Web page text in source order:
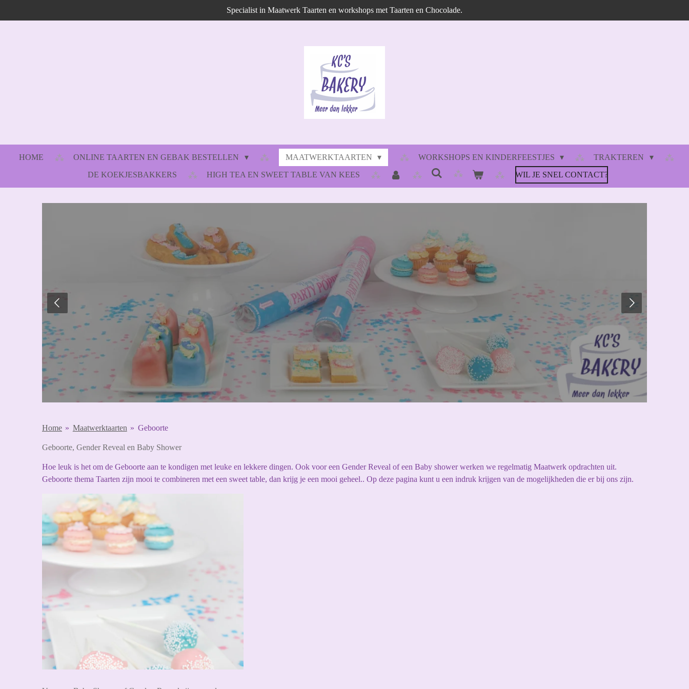
direct
Specialist in Maatwerk Taarten en workshops met Taarten en Chocolade.
HOME ONLINE TAARTEN EN GEBAK BESTELLEN MAATWERKTAARTEN WORKSHOPS EN KINDERFEESTJES
TRAKTEREN
DE KOEKJESBAKKERS
HIGH TEA EN SWEET TABLE VAN KEES WIL JE SNEL CONTACT?
Home » Maatwerktaarten » Geboorte
Geboorte, Gender Reveal en Baby Shower
Hoe leuk is het om de Geboorte aan te kondigen met leuke en lekkere dingen. Ook voor een Gender Reveal of een Baby shower werken we regelmatig Maatwerk opdrachten uit.
Geboorte thema Taarten zijn mooi te combineren met een sweet table, dan krijg je een mooi geheel.. Op deze pagina kunt u een indruk krijgen van de mogelijkheden die er bij ons zijn.